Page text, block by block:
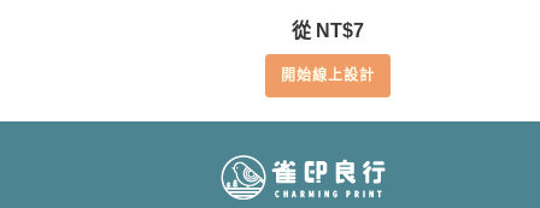
從 NT$7
開始線上設計